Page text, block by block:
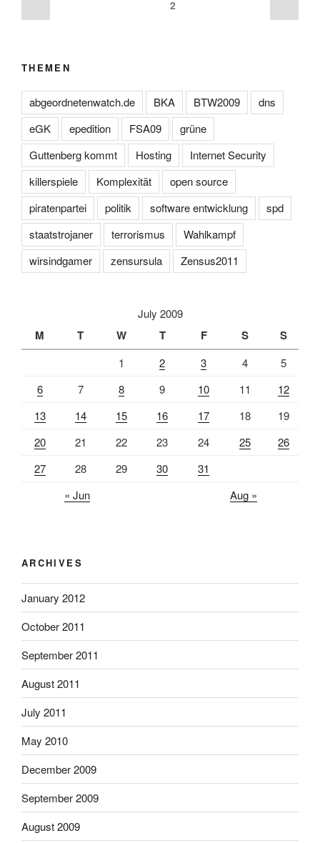
navigation
page
Page2
page
THEMEN
abgeordnetenwatch.de BKA BTW2009
dns
eGK
epedition FSA09
grüne
Guttenberg kommt
Hosting
Internet Security
killerspiele
Komplexität
open source
piratenpartei
politik software entwicklung
spd
staatstrojaner
terrorismus
Wahlkampf
wirsindgamer
zensursula Zensus2011
July 2009
M T W T F S S
1 2 3 4
5
6
7 8 9 10 11
12
13
14 15 16 17 18
19
20
21 22 23 24 25
26
27
28 29 30
31
« Jun
Aug »
ARCHIVES
January 2012
October 2011
September 2011
August 2011
July 2011
May 2010
December 2009
September 2009
August 2009